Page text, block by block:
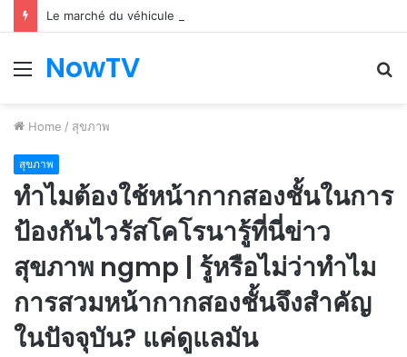
Le marché du véhicule d’occasion en plein essor
Menu
NowTV
Home / สุขภาพ
สุขภาพ
ทำไมต้องใช้หน้ากากสองชั้นในการ
ป้องกันไวรัสโคโรนารู้ที่นี่ข่าว
สุขภาพ ngmp | รู้หรือไม่ว่าทำไม
การสวมหน้ากากสองชั้นจึงสำคัญ
ในปัจจุบัน? แค่ดูแลมัน